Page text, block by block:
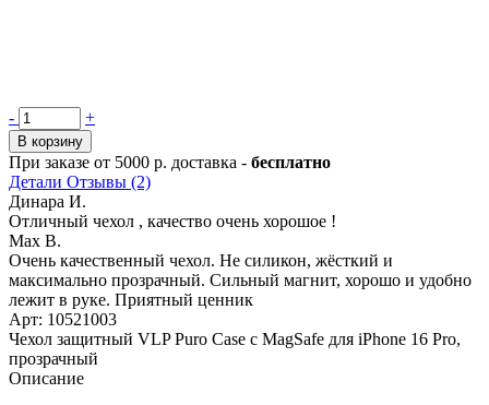
Количество
товара
Чехол
защитный
VLP
Puro
Case
с
MagSafe
для
iPhone
16
Pro,
прозрачный
- +
В корзину
При заказе от 5000 р. доставка - бесплатно
Детали Отзывы (2)
Динара И.
Отличный чехол , качество очень хорошое !
Max B.
Очень качественный чехол. Не силикон, жёсткий и
максимально прозрачный. Сильный магнит, хорошо и удобно
лежит в руке. Приятный ценник
Арт: 10521003
Чехол защитный VLP Puro Case с MagSafe для iPhone 16 Pro,
прозрачный
Описание